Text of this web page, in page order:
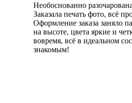
Необоснованно
Заказала печать фото, всё
Оформление заказа заняло
на высоте, цвета яркие и
вовремя, всё в идеальном
знакомым!